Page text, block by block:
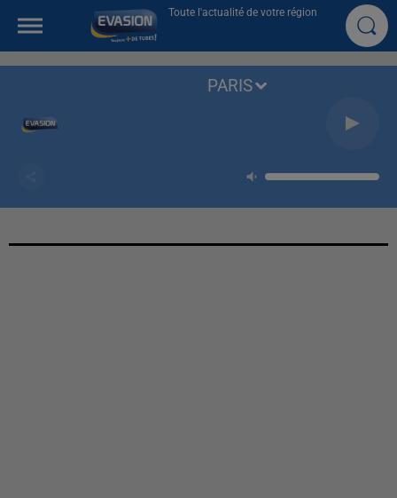
Toute l'actualité de votre région
PARIS